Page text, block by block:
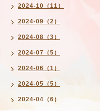
2024-10（11）
2024-09（2）
2024-08（3）
2024-07（5）
2024-06（1）
2024-05（5）
2024-04（6）